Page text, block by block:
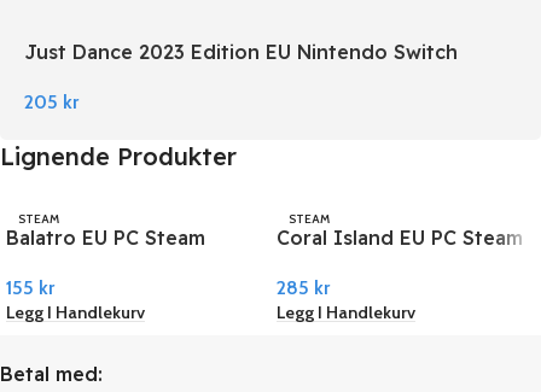
Just Dance 2023 Edition EU Nintendo Switch
205 kr
Lignende Produkter
STEAM
Balatro EU PC Steam
155 kr
Legg I Handlekurv
STEAM
Coral Island EU PC Steam
285 kr
Legg I Handlekurv
Betal med: